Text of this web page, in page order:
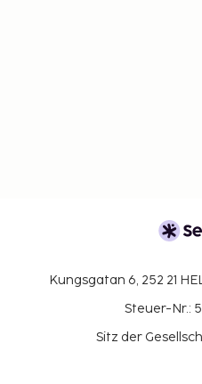
Kungsgatan 6, 252 21
Steuer-Nr.:
Sitz der